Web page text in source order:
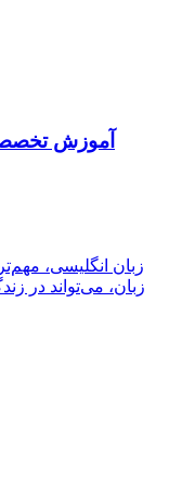
آموزش
زبان انگلیسی،
زبان، می‌تواند در